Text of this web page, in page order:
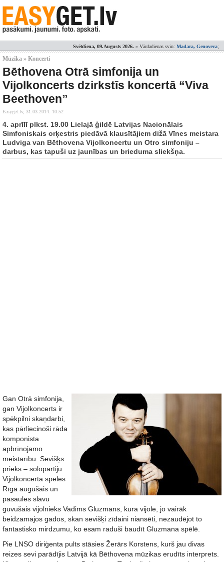
Svētdiena, 09.Augusts 2026. » Vārdadienas svin: Madara, Genoveva;
Mūzika » Koncerti
Bēthovena Otrā simfonija un
Vijolkoncerts dzirkstīs koncertā “Viva
Beethoven”
Easyget.lv, 31.03.2014. 10:52
4. aprīlī plkst. 19.00 Lielajā ģildē Latvijas Nacionālais
Simfoniskais orķestris piedāvā klausītājiem dižā Vīnes meistara
Ludviga van Bēthovena Vijolkoncertu un Otro simfoniju –
darbus, kas tapuši uz jaunības un brieduma sliekšņa.
Gan Otrā simfonija,
gan Vijolkoncerts ir
spēkpilni skaņdarbi,
kas pārliecinoši rāda
komponista
apbrīnojamo
meistarību. Sevišķs
prieks – solopartiju
Vijolkoncertā spēlēs
Rīgā augušais un
pasaules slavu
guvušais vijolnieks Vadims Gluzmans, kura vijole, jo vairāk
beidzamajos gados, skan sevišķi zīdaini niansēti, nezaudējot to
fantastisko mirdzumu, ko esam raduši baudīt Gluzmana spēlē.
Pie LNSO diriģenta pults stāsies Žerārs Korstens, kurš jau divas
reizes sevi parādījis Latvijā kā Bēthovena mūzikas erudīts interprets.